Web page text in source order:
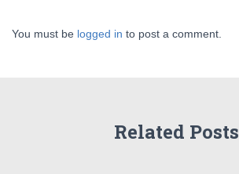
You must be logged in to post a comment.
Related Posts